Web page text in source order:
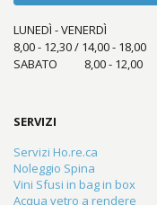
LUNEDÌ - VENERDÌ
8,00 - 12,30 / 14,00 - 18,00
SABATO 8,00 - 12,00
SERVIZI
Servizi Ho.re.ca
Noleggio Spina
Vini Sfusi in bag in box
Acqua vetro a rendere